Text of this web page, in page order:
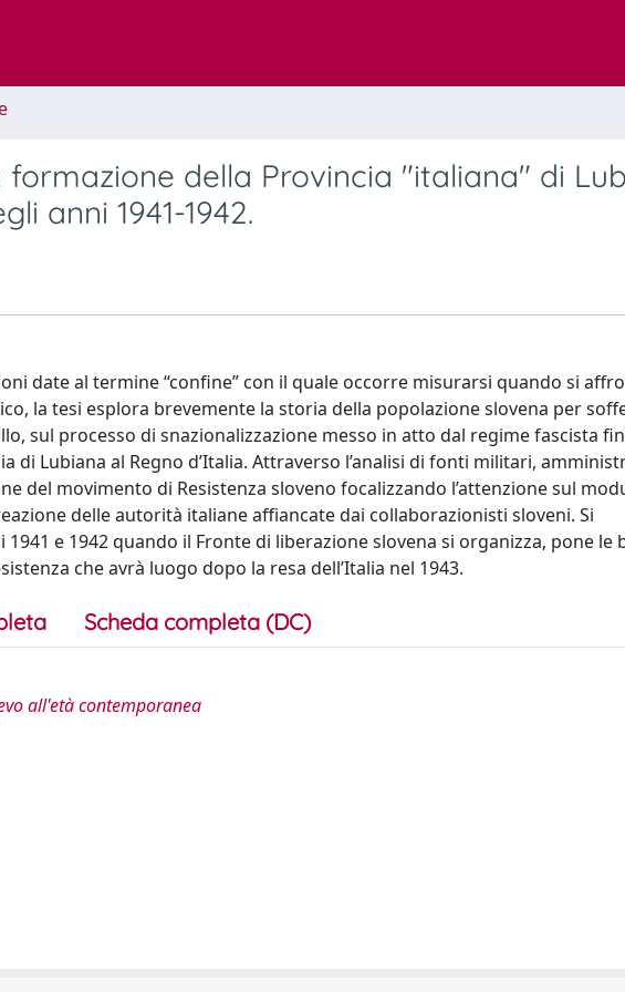
formazione della Provincia "italiana" di
anni 1941-1942.
date al termine “confine” con il quale occorre misurarsi quando si
la tesi esplora brevemente la storia della popolazione slovena per
sul processo di snazionalizzazione messo in atto dal regime fascista
di Lubiana al Regno d’Italia. Attraverso l’analisi di fonti militari,
del movimento di Resistenza sloveno focalizzando l’attenzione sul
delle autorità italiane affiancate dai collaborazionisti sloveni. Si
e 1942 quando il Fronte di liberazione slovena si organizza, pone le
che avrà luogo dopo la resa dell’Italia nel 1943.
Scheda completa (DC)
all'età contemporanea